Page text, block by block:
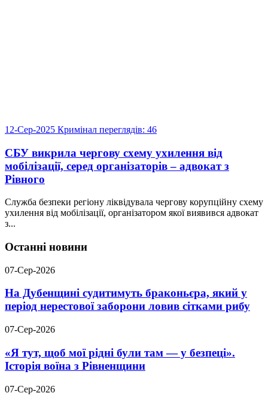
12-Сер-2025 Кримінал переглядів: 46
СБУ викрила чергову схему ухилення від
мобілізації, серед організаторів – адвокат з
Рівного
Служба безпеки регіону ліквідувала чергову корупційну схему
ухилення від мобілізації, організатором якої виявився адвокат
з...
Останні новини
07-Сер-2026
На Дубенщині судитимуть браконьєра, який у
період нерестової заборони ловив сітками рибу
07-Сер-2026
«Я тут, щоб мої рідні були там — у безпеці».
Історія воїна з Рівненщини
07-Сер-2026